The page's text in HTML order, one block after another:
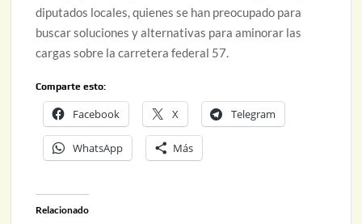
diputados locales, quienes se han preocupado para
buscar soluciones y alternativas para aminorar las
cargas sobre la carretera federal 57.
Comparte esto:
Facebook X Telegram
WhatsApp Más
Relacionado